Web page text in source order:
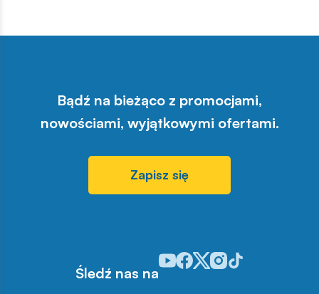
Bądź na bieżąco z promocjami,
nowościami, wyjątkowymi ofertami.
Zapisz się
Śledź nas na
Odwiedź nasz profil w serwisie
Odwiedź nasz profil w
Odwiedź nasz profil w
Odwiedź nasz profil w
Odwiedź nasz